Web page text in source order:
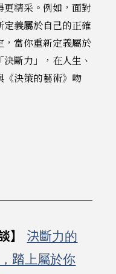
精采。例如，面對
義屬於自己的正確
當你重新定義屬於
斷力」，在人生、
決策的藝術》吻
】
決斷力的
踏上屬於你